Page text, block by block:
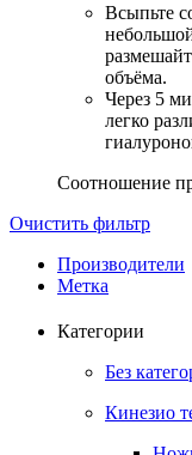
Всыпьте
объёма.
Через 5
легко
Соотношение
Очистить фильтр
Производители
Метка
Категории
Без
Кинезио